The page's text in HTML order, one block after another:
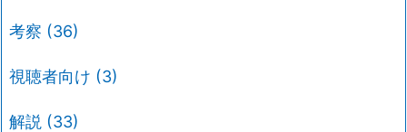
考察 (36)
視聴者向け (3)
解説 (33)